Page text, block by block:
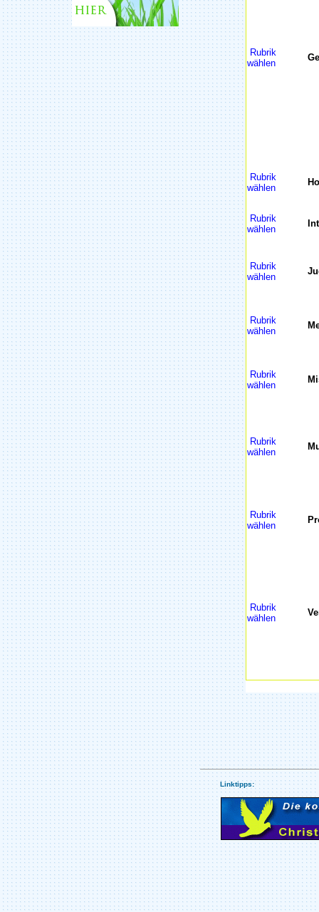
Rubrik
wählen
Rubrik
wählen
Rubrik
wählen
Rubrik
wählen
Rubrik
wählen
Rubrik
wählen
Rubrik
wählen
Rubrik
wählen
Rubrik
wählen
Linktipps: